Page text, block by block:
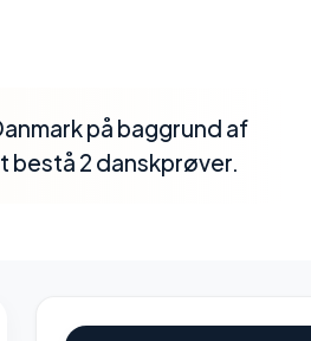
på baggrund af
2 danskprøver.